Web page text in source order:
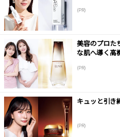
(PR)
美容のプロた
な肌へ導く高
(PR)
キュッと引き
(PR)